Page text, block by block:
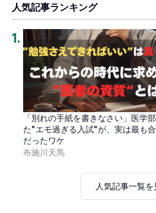
人気記事ランキング
1.
「別れの手紙を書きなさい」医学
た"エモ過ぎる入試"が、実は最も
だったワケ
布施川天馬
人気記事一覧を